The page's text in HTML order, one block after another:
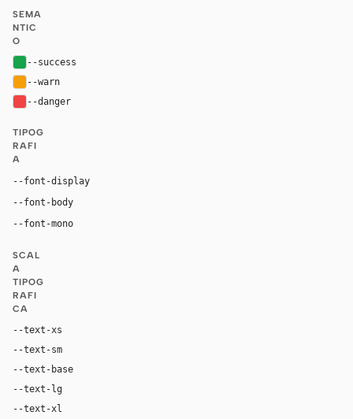
SEMA
NTIC
O
--success
--warn
--danger
TIPOG
RAFI
A
--font-display
--font-body
--font-mono
SCAL
A
TIPOG
RAFI
CA
--text-xs
--text-sm
--text-base
--text-lg
--text-xl